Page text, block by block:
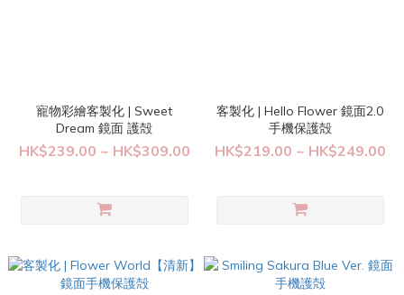
寵物彩繪客製化 | Sweet
Dream 鏡面 護殻
HK$239.00 ~ HK$309.00
客製化 | Hello Flower 鏡面2.0
手機保護殻
HK$219.00 ~ HK$249.00